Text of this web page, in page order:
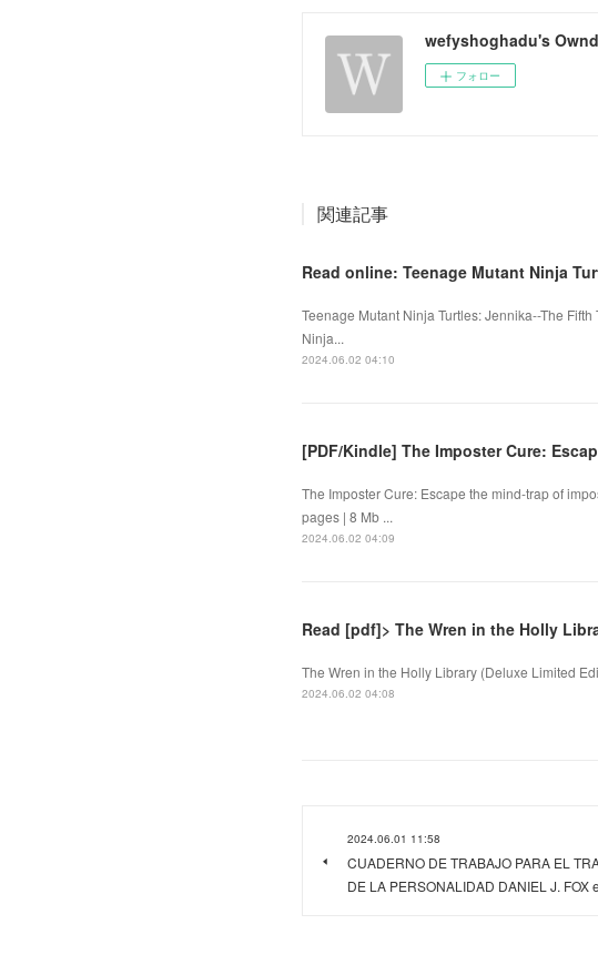
wefyshoghadu's Ownd
フォロー
関連記事
Read online: Teenage Mutant Ninja
Teenage Mutant Ninja Turtles: Jennika--The
Ninja...
2024.06.02 04:10
[PDF/Kindle] The Imposter Cure:
The Imposter Cure: Escape the mind-trap of
pages | 8 Mb ...
2024.06.02 04:09
Read [pdf]> The Wren in the Holly
The Wren in the Holly Library (Deluxe Limited
2024.06.02 04:08
2024.06.01 11:58
CUADERNO DE TRABAJO PARA EL
DE LA PERSONALIDAD DANIEL J. FOX